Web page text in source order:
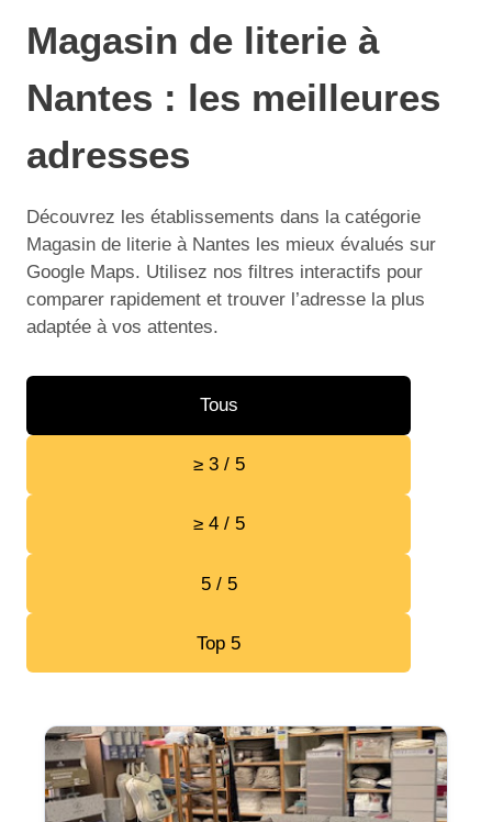
Magasin de literie à
Nantes : les meilleures
adresses
Découvrez les établissements dans la catégorie
Magasin de literie à Nantes les mieux évalués sur
Google Maps. Utilisez nos filtres interactifs pour
comparer rapidement et trouver l’adresse la plus
adaptée à vos attentes.
Tous
≥ 3 / 5
≥ 4 / 5
5 / 5
Top 5